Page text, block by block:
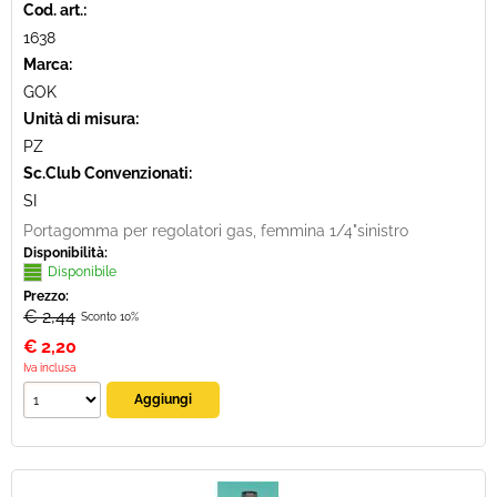
Cod. art.:
1638
Marca:
GOK
Unità di misura:
PZ
Sc.Club Convenzionati:
SI
Portagomma per regolatori gas, femmina 1/4"sinistro
Disponibilità:
Disponibile
Prezzo:
€ 2,44 Sconto 10%
€ 2,20
Iva inclusa